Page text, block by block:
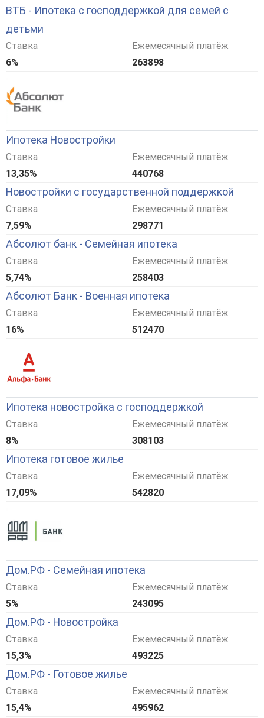
ВТБ - Ипотека с господдержкой для семей с
детьми
Ставка
6%
Ежемесячный платёж
263898
Ипотека Новостройки
Ставка
13,35%
Ежемесячный платёж
440768
Новостройки с государственной поддержкой
Ставка
7,59%
Ежемесячный платёж
298771
Абсолют банк - Семейная ипотека
Ставка
5,74%
Ежемесячный платёж
258403
Абсолют Банк - Военная ипотека
Ставка
16%
Ежемесячный платёж
512470
Ипотека новостройка с господдержкой
Ставка
8%
Ежемесячный платёж
308103
Ипотека готовое жилье
Ставка
17,09%
Ежемесячный платёж
542820
Дом.РФ - Семейная ипотека
Ставка
5%
Ежемесячный платёж
243095
Дом.РФ - Новостройка
Ставка
15,3%
Ежемесячный платёж
493225
Дом.РФ - Готовое жилье
Ставка
15,4%
Ежемесячный платёж
495962